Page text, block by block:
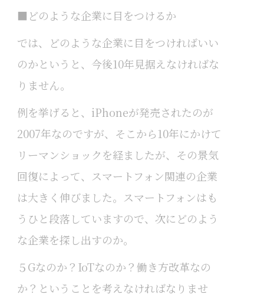
■どのような企業に目をつけるか
では、どのような企業に目をつければいい
のかというと、今後10年見据えなければな
りません。
例を挙げると、iPhoneが発売されたのが
2007年なのですが、そこから10年にかけて
リーマンショックを経ましたが、その景気
回復によって、スマートフォン関連の企業
は大きく伸びました。スマートフォンはも
うひと段落していますので、次にどのよう
な企業を探し出すのか。
５Gなのか？IoTなのか？働き方改革なの
か？ということを考えなければなりませ